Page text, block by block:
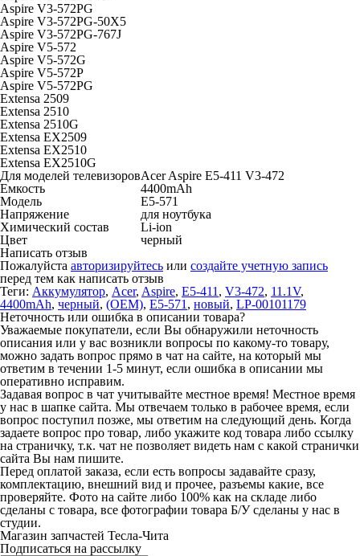
Aspire V3-572PG
Aspire V3-572PG-50X5
Aspire V3-572PG-767J
Aspire V5-572
Aspire V5-572G
Aspire V5-572P
Aspire V5-572PG
Extensa 2509
Extensa 2510
Extensa 2510G
Extensa EX2509
Extensa EX2510
Extensa EX2510G
Для моделей телевизоровAcer Aspire E5-411 V3-472
Емкость
4400mAh
Модель
E5-571
Напряжение
для ноутбука
Химический состав
Li-ion
Цвет
черный
Написать отзыв
Пожалуйста авторизируйтесь или создайте учетную запись
перед тем как написать отзыв
Теги: Аккумулятор, Acer, Aspire, E5-411 , V3-472, 11.1V,
4400mAh, черный, (OEM), E5-571 , новый, LP-00101179
Неточность или ошибка в описании товара?
Уважаемые покупатели, если Вы обнаружили неточность
описания или у вас возникли вопросы по какому-то товару,
можно задать вопрос прямо в чат на сайте, на который мы
ответим в течении 1-5 минут, если ошибка в описании мы
оперативно исправим.
Задавая вопрос в чат учитывайте местное время! Местное время
у нас в шапке сайта. Мы отвечаем только в рабочее время, если
вопрос поступил позже, мы ответим на следующий день. Когда
задаете вопрос про товар, либо укажите код товара либо ссылку
на страничку, т.к. чат не позволяет видеть нам с какой странички
сайта Вы нам пишите.
Перед оплатой заказа, если есть вопросы задавайте сразу,
комплектацию, внешний вид и прочее, разъемы какие, все
проверяйте. Фото на сайте либо 100% как на складе либо
сделаны с товара, все фотографии товара Б/У сделаны у нас в
студии.
Магазин запчастей Тесла-Чита
Подписаться на рассылку